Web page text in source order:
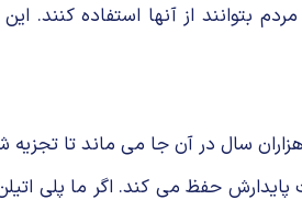
از آنها استفاده کنند.
سال در آن جا می ماند تا تجزیه
حفظ می کند. اگر ما پلی اتیلن